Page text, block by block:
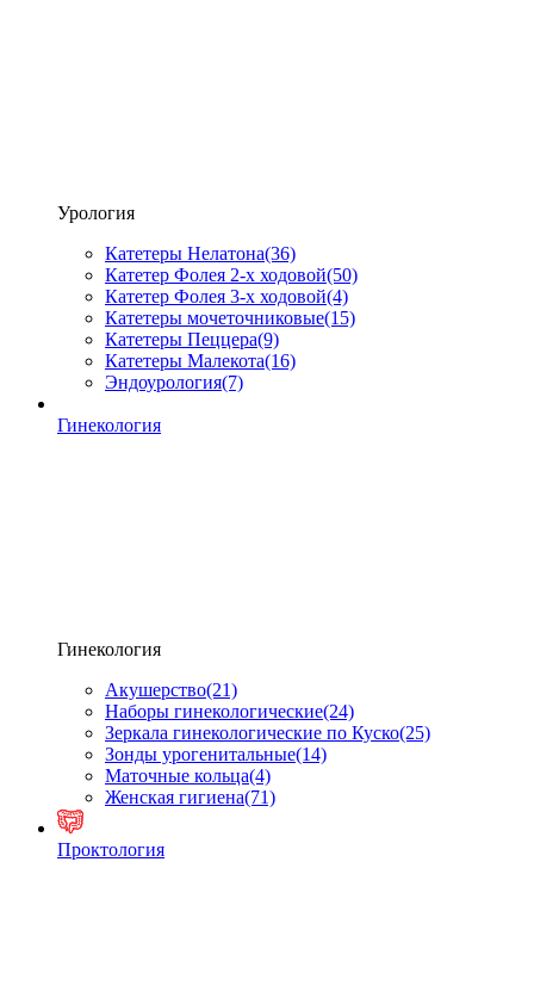
Урология
Катетеры Нелатона(36)
Катетер Фолея 2-х ходовой(50)
Катетер Фолея 3-х ходовой(4)
Катетеры мочеточниковые(15)
Катетеры Пеццера(9)
Катетеры Малекота(16)
Эндоурология(7)
Гинекология
Гинекология
Акушерство(21)
Наборы гинекологические(24)
Зеркала гинекологические по Куско(25)
Зонды урогенитальные(14)
Маточные кольца(4)
Женская гигиена(71)
Проктология